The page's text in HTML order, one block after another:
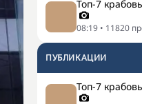
Топ-7
08:19 • 11820
ПУБЛИКАЦИИ
Топ-7